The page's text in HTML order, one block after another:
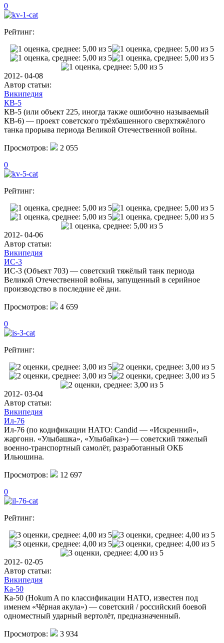
0
Рейтинг:
2012- 04-08
Автор статьи:
Википедия
КВ-5
КВ-5 (или объект 225, иногда также ошибочно называемый
КВ-6) — проект советского трёхбашенного сверхтяжёлого
танка прорыва периода Великой Отечественной войны.
Просмотров:
2 055
0
Рейтинг:
2012- 04-06
Автор статьи:
Википедия
ИС-3
ИС-3 (Объект 703) — советский тяжёлый танк периода
Великой Отечественной войны, запущенный в серийное
производство в последние её дни.
Просмотров:
4 659
0
Рейтинг:
2012- 03-04
Автор статьи:
Википедия
Ил-76
Ил-76 (по кодификации НАТО: Candid — «Искренний»,
жаргонн. «Улыбашка», «Улыбайка») — советский тяжелый
военно-транспортный самолёт, разработанный ОКБ
Ильюшина.
Просмотров:
12 697
0
Рейтинг:
2012- 02-05
Автор статьи:
Википедия
Ка-50
Ка-50 (Hokum A по классификации НАТО, известен под
именем «Чёрная акула») — советский / российский боевой
одноместный ударный вертолёт, предназначенный.
Просмотров: 3 934